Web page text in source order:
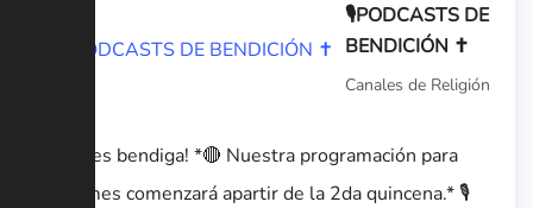
🎙️PODCASTS DE
BENDICIÓN ✝️
Canales de Religión
Dios les bendiga! *🔴 Nuestra programación para
este mes comenzará apartir de la 2da quincena.* 🎙️